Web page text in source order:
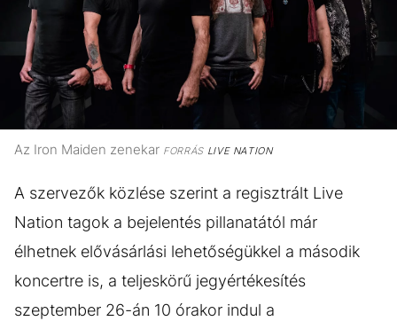
Az Iron Maiden zenekar FORRÁSLIVE NATION
A szervezők közlése szerint a regisztrált Live
Nation tagok a bejelentés pillanatától már
élhetnek elővásárlási lehetőségükkel a második
koncertre is, a teljeskörű jegyértékesítés
szeptember 26-án 10 órakor indul a